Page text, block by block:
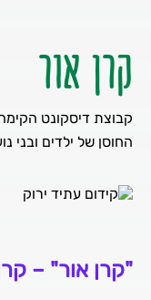
קרן אור
קבוצת דיסקונט הקימה
החוסן של ילדים
"קרן אור" –